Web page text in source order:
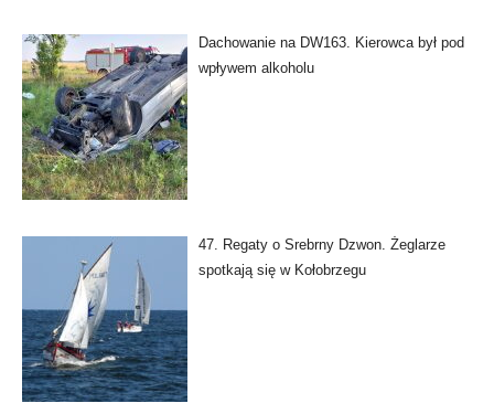
Dachowanie na DW163. Kierowca był pod
wpływem alkoholu
47. Regaty o Srebrny Dzwon. Żeglarze
spotkają się w Kołobrzegu